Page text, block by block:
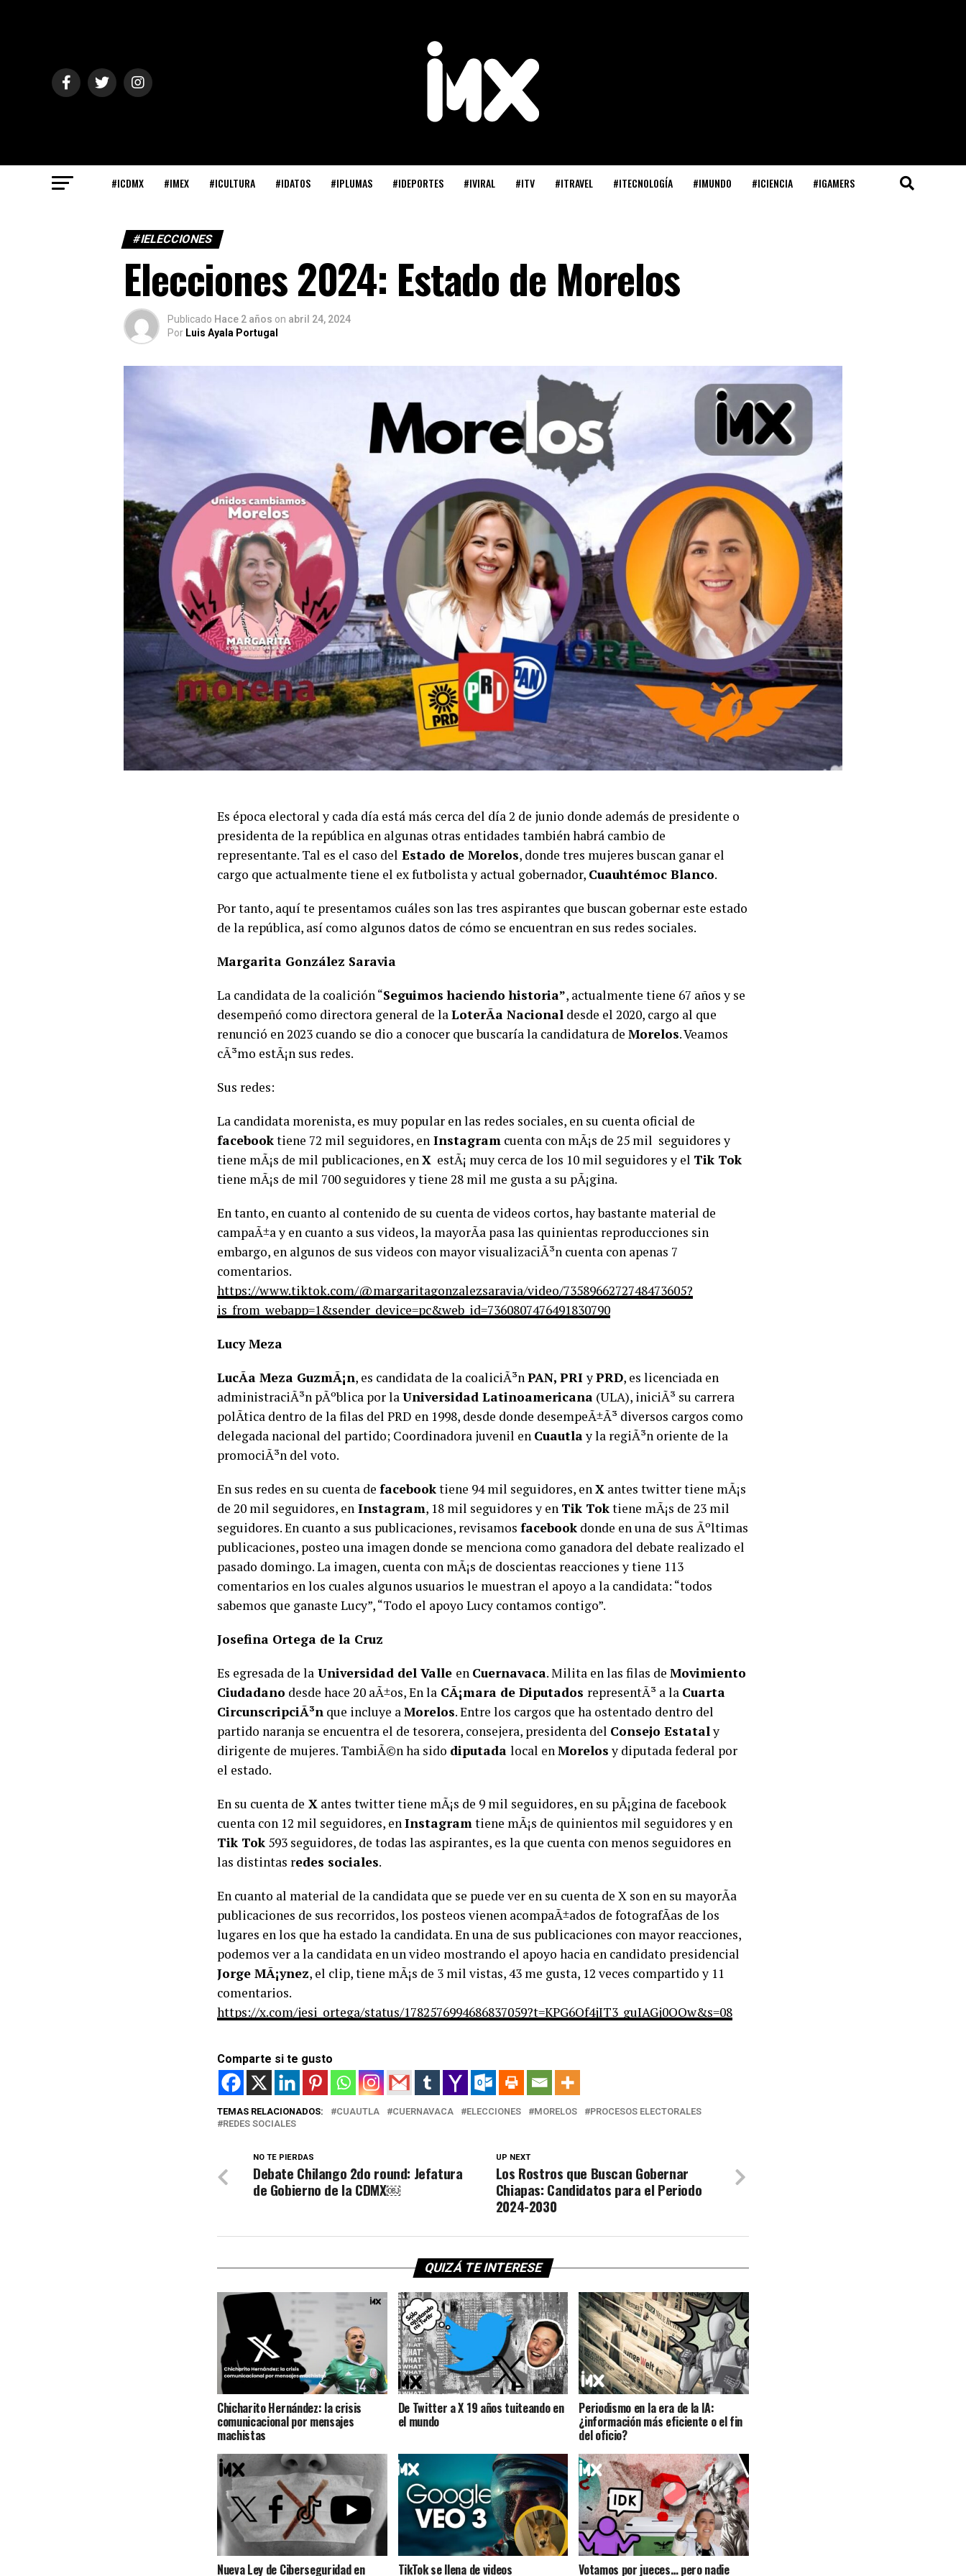
#ICDMX #IMEX #ICULTURA #IDATOS #IPLUMAS #IDEPORTES #IVIRAL #ITV #ITRAVEL #ITECNOLOGÍA #IMUNDO #ICIENCIA #IGAMERS
#IELECCIONES
Elecciones 2024: Estado de Morelos
Publicado Hace 2 años on abril 24, 2024
Por Luis Ayala Portugal
Es época electoral y cada día está más cerca del día 2 de junio donde además de presidente o
presidenta de la república en algunas otras entidades también habrá cambio de
representante. Tal es el caso del Estado de Morelos, donde tres mujeres buscan ganar el
cargo que actualmente tiene el ex futbolista y actual gobernador, Cuauhtémoc Blanco.
Por tanto, aquí te presentamos cuáles son las tres aspirantes que buscan gobernar este estado
de la república, así como algunos datos de cómo se encuentran en sus redes sociales.
Margarita González Saravia
La candidata de la coalición “Seguimos haciendo historia”, actualmente tiene 67 años y se
desempeñó como directora general de laLoterÃ­a Nacional desde el 2020, cargo al que
renunció en 2023 cuando se dio a conocer que buscaría la candidatura de Morelos. Veamos
cÃ³mo estÃ¡n sus redes.
Sus redes:
La candidata morenista, es muy popular en las redes sociales, en su cuenta oficial de
facebooktiene 72 mil seguidores, en Instagram cuenta con mÃ¡s de 25 mil seguidores y
tiene mÃ¡s de mil publicaciones, enX estÃ¡ muy cerca de los 10 mil seguidores y el Tik Tok
tiene mÃ¡s de mil 700 seguidores y tiene 28 mil me gusta a su pÃ¡gina.
En tanto, en cuanto al contenido de su cuenta de videos cortos, hay bastante material de
campaÃ±a y en cuanto a sus videos, la mayorÃ­a pasa las quinientas reproducciones sin
embargo, en algunos de sus videos con mayor visualizaciÃ³n cuenta con apenas 7
comentarios.
https://www.tiktok.com/@margaritagonzalezsaravia/video/7358966272748473605?
is_from_webapp=1&sender_device=pc&web_id=7360807476491830790
Lucy Meza
LucÃ­a Meza GuzmÃ¡n, es candidata de la coaliciÃ³nPAN, PRIyPRD, es licenciada en
administraciÃ³n pÃºblica por laUniversidad Latinoamericana (ULA), iniciÃ³ su carrera
polÃ­tica dentro de la filas del PRD en 1998, desde donde desempeÃ±Ã³ diversos cargos como
delegada nacional del partido; Coordinadora juvenil en Cuautlay la regiÃ³n oriente de la
promociÃ³n del voto.
En sus redes en su cuenta de facebooktiene 94 mil seguidores, enX antes twitter tiene mÃ¡s
de 20 mil seguidores, en Instagram, 18 mil seguidores y en Tik Toktiene mÃ¡s de 23 mil
seguidores. En cuanto a sus publicaciones, revisamos facebook donde en una de sus Ãºltimas
publicaciones, posteo una imagen donde se menciona como ganadora del debate realizado el
pasado domingo. La imagen, cuenta con mÃ¡s de doscientas reacciones y tiene 113
comentarios en los cuales algunos usuarios le muestran el apoyo a la candidata: “todos
sabemos que ganaste Lucy”, “Todo el apoyo Lucy contamos contigo”.
Josefina Ortega de la Cruz
Es egresada de la Universidad del Valle en Cuernavaca. Milita en las filas de Movimiento
Ciudadano desde hace 20 aÃ±os, En la CÃ¡mara de Diputados representÃ³ a la Cuarta
CircunscripciÃ³n que incluye aMorelos. Entre los cargos que ha ostentado dentro del
partido naranja se encuentra el de tesorera, consejera, presidenta del Consejo Estataly
dirigente de mujeres. TambiÃ©n ha sido diputada local enMorelosy diputada federal por
el estado.
En su cuenta de X antes twitter tiene mÃ¡s de 9 mil seguidores, en su pÃ¡gina de facebook
cuenta con 12 mil seguidores, enInstagramtiene mÃ¡s de quinientos mil seguidores y en
Tik Tok 593 seguidores, de todas las aspirantes, es la que cuenta con menos seguidores en
las distintas redes sociales.
En cuanto al material de la candidata que se puede ver en su cuenta de X son en su mayorÃ­a
publicaciones de sus recorridos, los posteos vienen acompaÃ±ados de fotografÃ­as de los
lugares en los que ha estado la candidata. En una de sus publicaciones con mayor reacciones,
podemos ver a la candidata en un video mostrando el apoyo hacia en candidato presidencial
Jorge MÃ¡ynez, el clip, tiene mÃ¡s de 3 mil vistas, 43 me gusta, 12 veces compartido y 11
comentarios.
https://x.com/jesi_ortega/status/1782576994686837059?t=KPG6Of4jIT3_guIAGj0QQw&s=08
Comparte si te gusto
TEMAS RELACIONADOS: CUAUTLA CUERNAVACA ELECCIONES MORELOS
PROCESOS ELECTORALES
REDES SOCIALES
UP NEXT
Los Rostros que Buscan Gobernar
Chiapas: Candidatos para el Periodo
2024-2030
NO TE PIERDAS
Debate Chilango 2do round: Jefatura
de Gobierno de la CDMX￼
QUIZÁ TE INTERESE
Chicharito Hernández: la crisis
comunicacional por mensajes
machistas
De Twitter a X 19 años tuiteando en
el mundo
Periodismo en la era de la IA:
¿información más eficiente o el fin
del oficio?
Nueva Ley de Ciberseguridad en TikTok se llena de videos Votamos por jueces… pero nadie